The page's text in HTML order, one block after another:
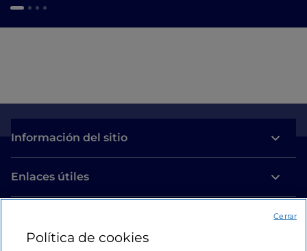
Información del sitio
Enlaces útiles
Estamos en contacto
Política de cookies
Cerrar